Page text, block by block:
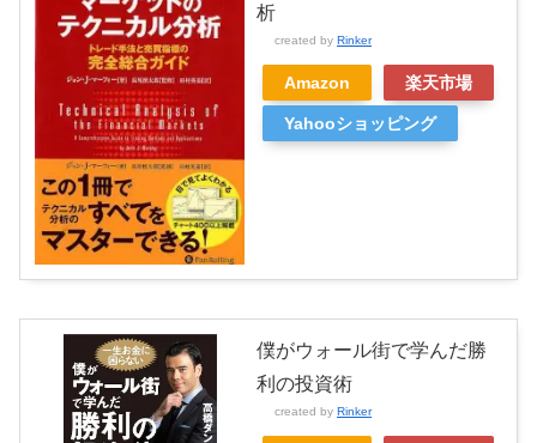
析
created by Rinker
Amazon 楽天市場
Yahooショッピング
僕がウォール街で学んだ勝
利の投資術
created by Rinker